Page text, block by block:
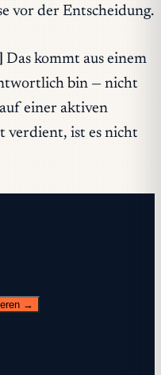
vor der Entscheidung.
Das kommt aus einem
bin — nicht
einer aktiven
verdient, ist es nicht
→